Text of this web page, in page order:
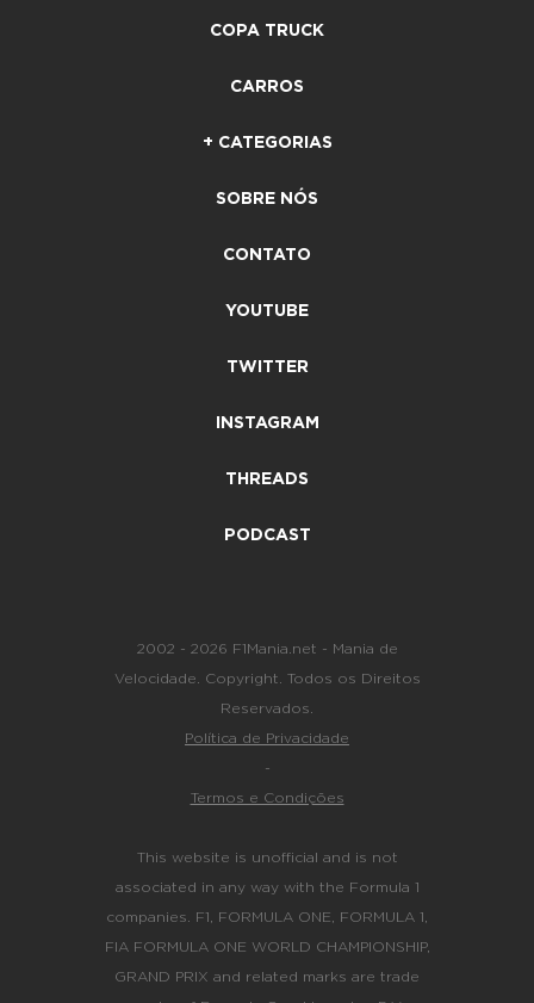
COPA TRUCK
CARROS
+ CATEGORIAS
SOBRE NÓS
CONTATO
YOUTUBE
TWITTER
INSTAGRAM
THREADS
PODCAST
2002 - 2026 F1Mania.net - Mania de
Velocidade. Copyright. Todos os Direitos
Reservados.
Política de Privacidade
-
Termos e Condições
This website is unofficial and is not
associated in any way with the Formula 1
companies. F1, FORMULA ONE, FORMULA 1,
FIA FORMULA ONE WORLD CHAMPIONSHIP,
GRAND PRIX and related marks are trade